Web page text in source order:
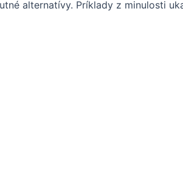
alternatívy. Príklady z minulosti